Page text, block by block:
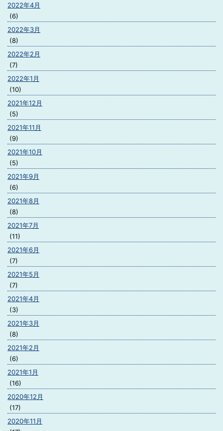
2022年4月
(6)
2022年3月
(8)
2022年2月
(7)
2022年1月
(10)
2021年12月
(5)
2021年11月
(9)
2021年10月
(5)
2021年9月
(6)
2021年8月
(8)
2021年7月
(11)
2021年6月
(7)
2021年5月
(7)
2021年4月
(3)
2021年3月
(8)
2021年2月
(6)
2021年1月
(16)
2020年12月
(17)
2020年11月